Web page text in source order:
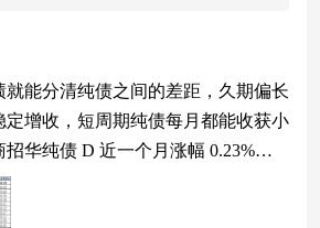
就能分清纯债之间的差距，久期偏长
定增收，短周期纯债每月都能收获小
华纯债 D 近一个月涨幅 0.23%，
大，普通人短期存放闲钱，不用时
下滑。$招商招华纯债D$ #下半年